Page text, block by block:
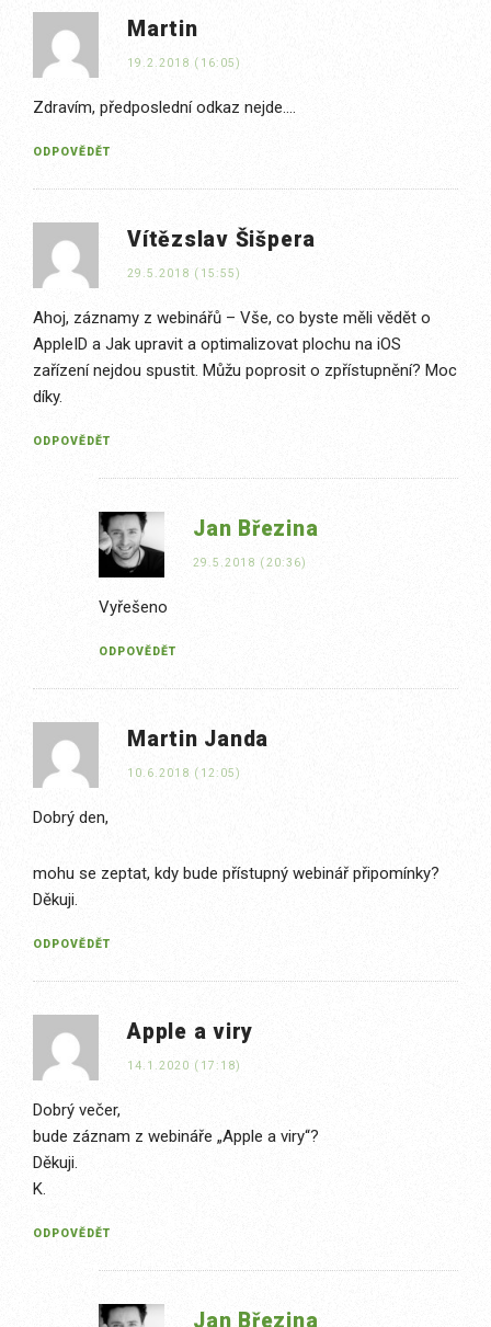
Martin
19.2.2018 (16:05)
Zdravím, předposlední odkaz nejde….
ODPOVĚDĚT
Vítězslav Šišpera
29.5.2018 (15:55)
Ahoj, záznamy z webinářů – Vše, co byste měli vědět o
AppleID a Jak upravit a optimalizovat plochu na iOS
zařízení nejdou spustit. Můžu poprosit o zpřístupnění? Moc
díky.
ODPOVĚDĚT
Jan Březina
29.5.2018 (20:36)
Vyřešeno
ODPOVĚDĚT
Martin Janda
10.6.2018 (12:05)
Dobrý den,
mohu se zeptat, kdy bude přístupný webinář připomínky?
Děkuji.
ODPOVĚDĚT
Apple a viry
14.1.2020 (17:18)
Dobrý večer,
bude záznam z webináře „Apple a viry“?
Děkuji.
K.
ODPOVĚDĚT
Jan Březina